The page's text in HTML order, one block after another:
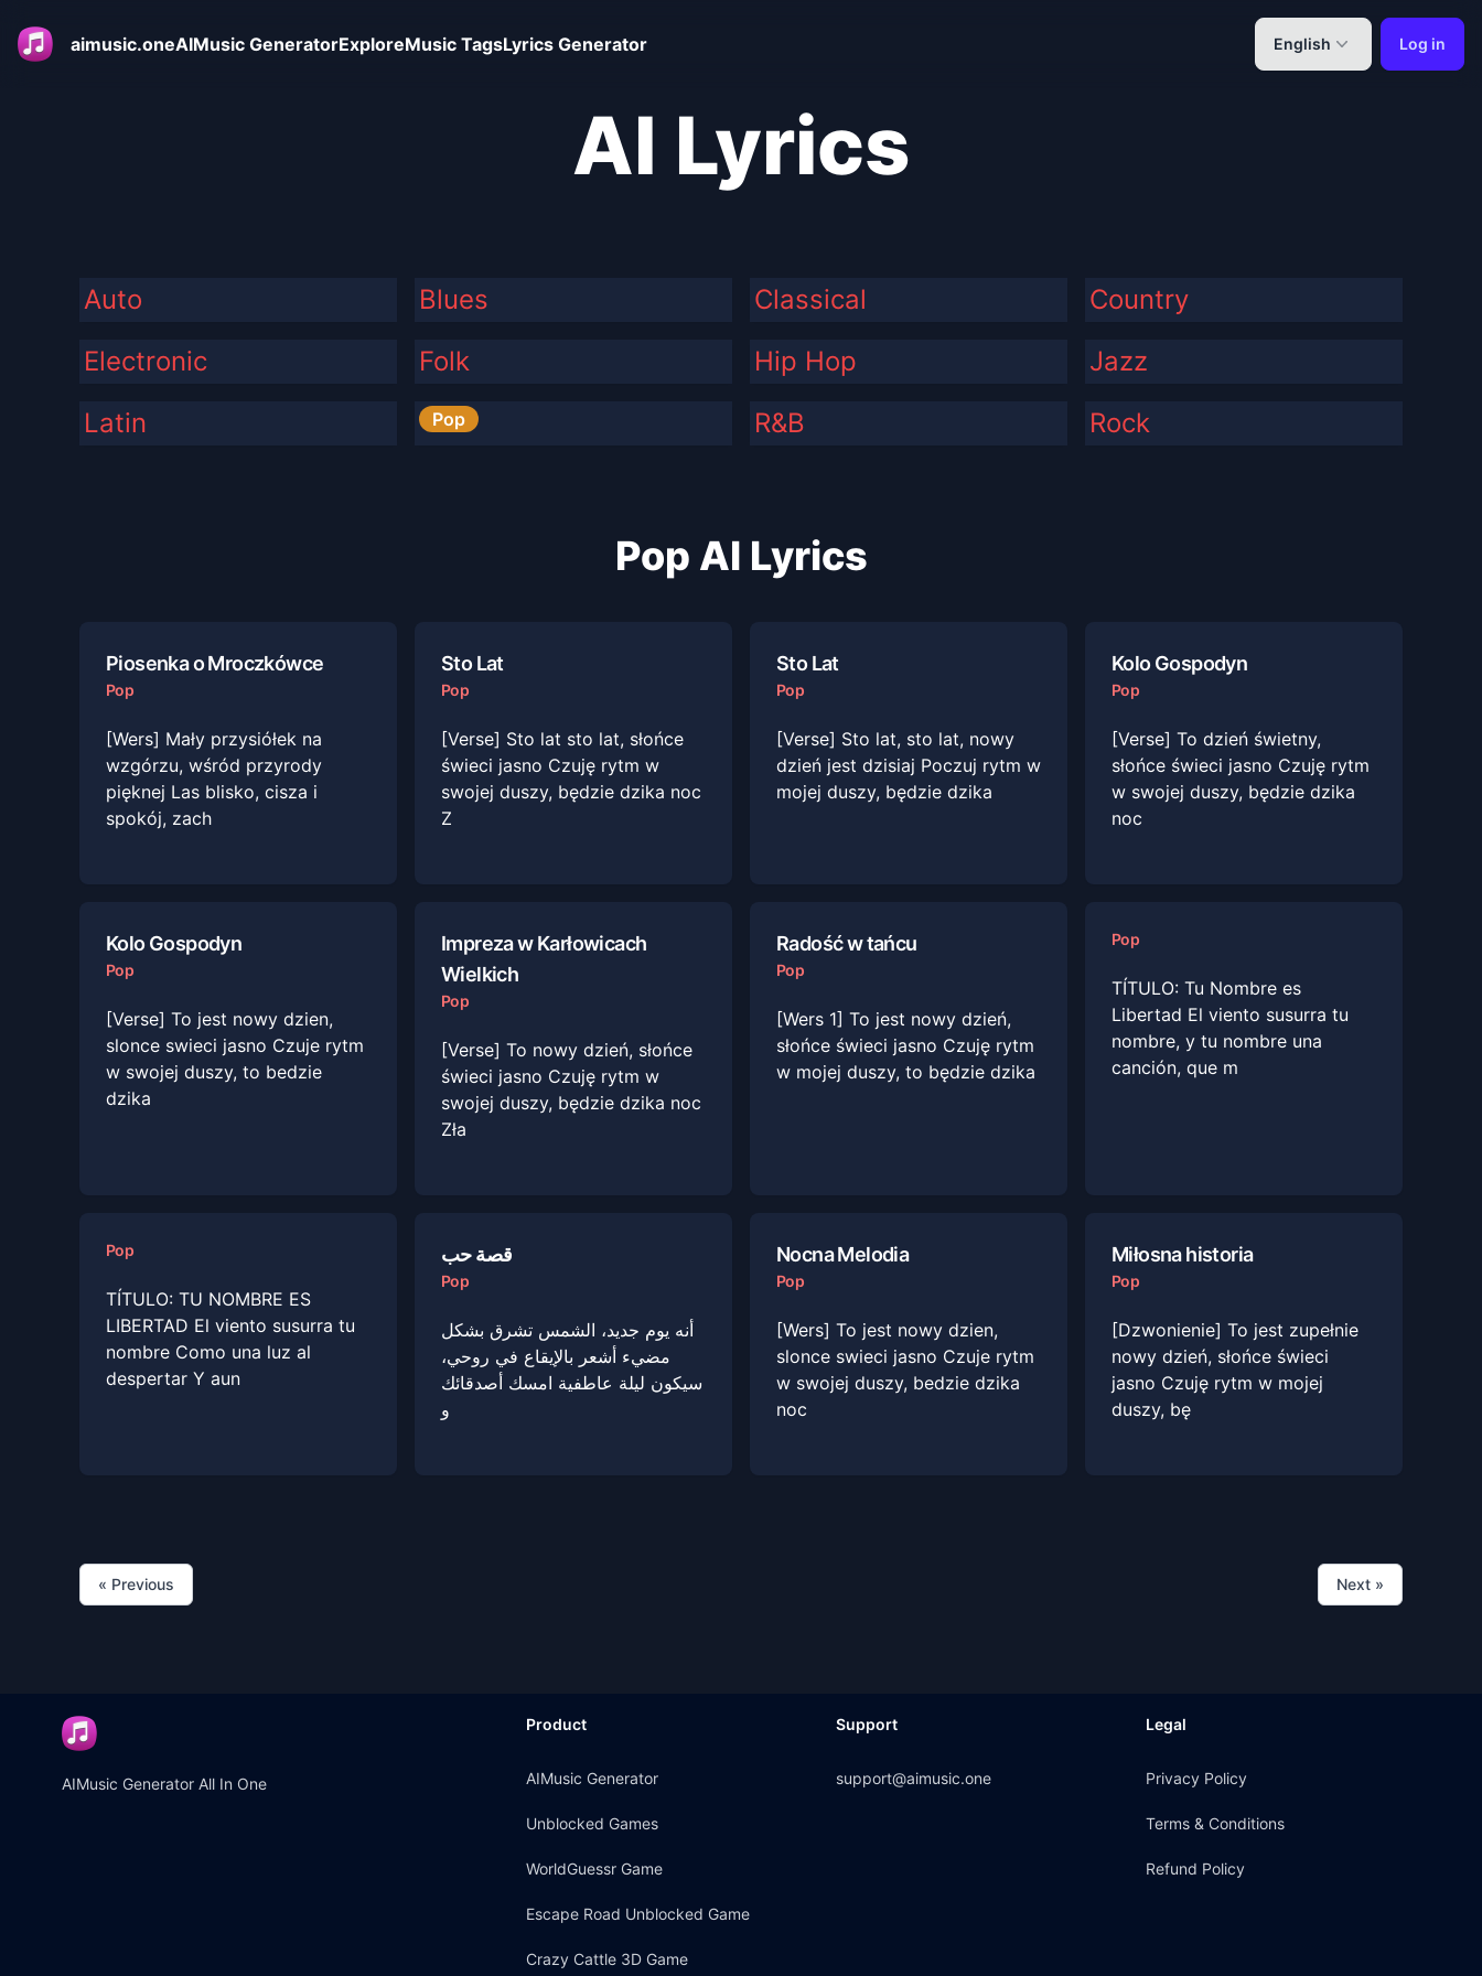
aimusic.oneAIMusic GeneratorExploreMusic TagsLyrics Generator English Log in
AI Lyrics
Auto Blues Classical
Country
Electronic
Folk Hip Hop
Jazz
Latin
Pop R&B Rock
Pop AI Lyrics
Piosenka o Mroczkówce
Pop
[Wers] Mały przysiółek na
wzgórzu, wśród przyrody
pięknej Las blisko, cisza i
spokój, zach
Sto Lat
Pop
[Verse] Sto lat sto lat, słońce
świeci jasno Czuję rytm w
swojej duszy, będzie dzika noc
Z
Sto Lat
Pop
[Verse] Sto lat, sto lat, nowy
dzień jest dzisiaj Poczuj rytm w
mojej duszy, będzie dzika
Kolo Gospodyn
Pop
[Verse] To dzień świetny,
słońce świeci jasno Czuję rytm
w swojej duszy, będzie dzika
noc
Kolo Gospodyn
Pop
[Verse] To jest nowy dzien,
slonce swieci jasno Czuje rytm
w swojej duszy, to bedzie
dzika
Impreza w Karłowicach
Wielkich
Pop
[Verse] To nowy dzień, słońce
świeci jasno Czuję rytm w
swojej duszy, będzie dzika noc
Zła
Radość w tańcu
Pop
[Wers 1] To jest nowy dzień,
słońce świeci jasno Czuję rytm
w mojej duszy, to będzie dzika
Pop
TÍTULO: Tu Nombre es
Libertad El viento susurra tu
nombre, y tu nombre una
canción, que m
Pop
TÍTULO: TU NOMBRE ES
LIBERTAD El viento susurra tu
nombre Como una luz al
despertar Y aun
قصة حب
Pop
أنه يوم جديد، الشمس تشرق بشكل
مضيء أشعر بالإيقاع في روحي،
سيكون ليلة عاطفية امسك أصدقائك
و
Nocna Melodia
Pop
[Wers] To jest nowy dzien,
slonce swieci jasno Czuje rytm
w swojej duszy, bedzie dzika
noc
Miłosna historia
Pop
[Dzwonienie] To jest zupełnie
nowy dzień, słońce świeci
jasno Czuję rytm w mojej
duszy, bę
« Previous Next »
AIMusic Generator All In One
Product
AIMusic Generator
Unblocked Games
WorldGuessr Game
Escape Road Unblocked Game
Crazy Cattle 3D Game
Support
support@aimusic.one
Legal
Privacy Policy
Terms & Conditions
Refund Policy